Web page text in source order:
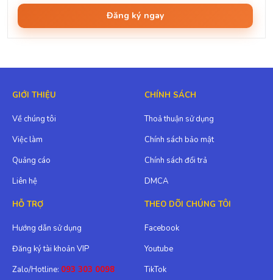
Đăng ký ngay
GIỚI THIỆU
Về chúng tôi
Việc làm
Quảng cáo
Liên hệ
CHÍNH SÁCH
Thoả thuận sử dụng
Chính sách bảo mật
Chính sách đổi trả
DMCA
HỖ TRỢ
Hướng dẫn sử dụng
Đăng ký tài khoản VIP
Zalo/Hotline: 093 303 0098
THEO DÕI CHÚNG TÔI
Facebook
Youtube
TikTok